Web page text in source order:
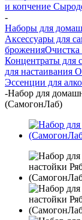
и копчение
-
Наборы для
Аксессуары для
броженияОчистка
Концентраты для
для настаивания
Эссенции для
-Набор для
(СамогонЛаб)